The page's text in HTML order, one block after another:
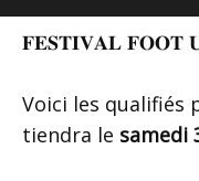
𝐅𝐄𝐒𝐓𝐈𝐕𝐀𝐋 𝐅𝐎𝐎𝐓
Voici les qualifiés
tiendra le samedi